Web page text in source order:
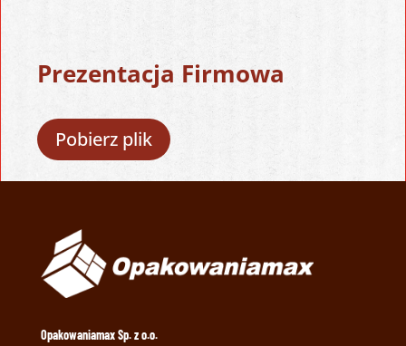
Prezentacja Firmowa
Pobierz plik
Opakowaniamax Sp. z o.o.